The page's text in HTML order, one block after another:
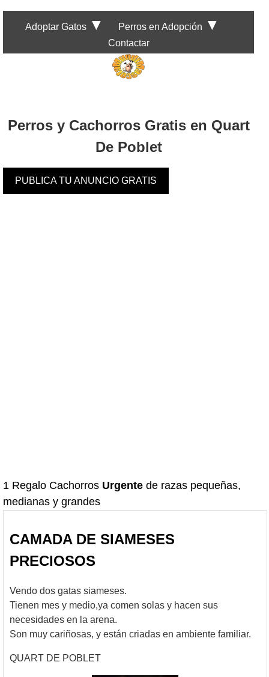
Adoptar Gatos ▼ Perros en Adopción ▼
Contactar
Perros y Cachorros Gratis en Quart
De Poblet
PUBLICA TU ANUNCIO GRATIS
1 Regalo Cachorros Urgente de razas pequeñas,
medianas y grandes
CAMADA DE SIAMESES
PRECIOSOS
Vendo dos gatas siameses.
Tienen mes y medio,ya comen solas y hacen sus
necesidades en la arena.
Son muy cariñosas, y están criadas en ambiente familiar.
QUART DE POBLET